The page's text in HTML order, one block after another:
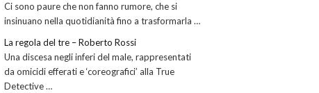
Ci sono paure che non fanno rumore, che si
insinuano nella quotidianità fino a trasformarla …
La regola del tre – Roberto Rossi
Una discesa negli inferi del male, rappresentati
da omicidi efferati e ‘coreografici’ alla True
Detective …